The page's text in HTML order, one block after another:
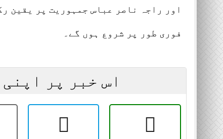
اور راجہ ناصر عباس جمہوریت پر یقین
فوری طور پر شروع ہوں گے۔
اس خبر پر